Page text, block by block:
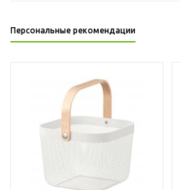
Персональные рекомендации